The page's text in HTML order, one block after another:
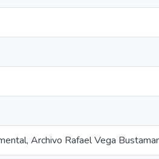
Archivo Rafael Vega